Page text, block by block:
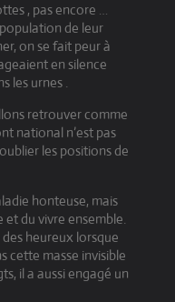
, pas encore …
de leur
on se fait peur à
en silence
les urnes .
retrouver comme
national n’est pas
les positions de
honteuse, mais
du vivre ensemble.
heureux lorsque
cette masse invisible
il a aussi engagé un